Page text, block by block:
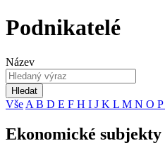
Podnikatelé
Název
Hledat
Vše A B D E F H I J K L M N O P
Ekonomické subjekty